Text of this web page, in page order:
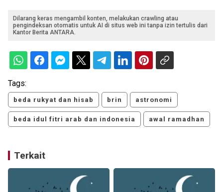
Dilarang keras mengambil konten, melakukan crawling atau
pengindeksan otomatis untuk AI di situs web ini tanpa izin tertulis dari
Kantor Berita ANTARA.
Tags:
beda rukyat dan hisab brin astronomi
beda idul fitri arab dan indonesia awal ramadhan
Terkait